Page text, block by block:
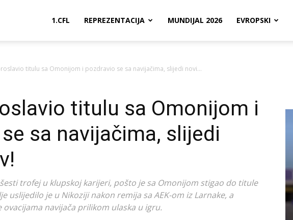
1.CFL REPREZENTACIJA MUNDIJAL 2026 EVROPSKI
titulu sa Omonijom i pozdravio se sa navijačima, slijedi novi...
titulu sa Omonijom i
sa navijačima, slijedi
trofej u klupskoj karijeri, pošto je sa Omonijom stigao do titule
uslijedilo je u Nikoziji nakon remija sa AEK-om iz Larnake, a
navijača prilikom ulaska u igru.